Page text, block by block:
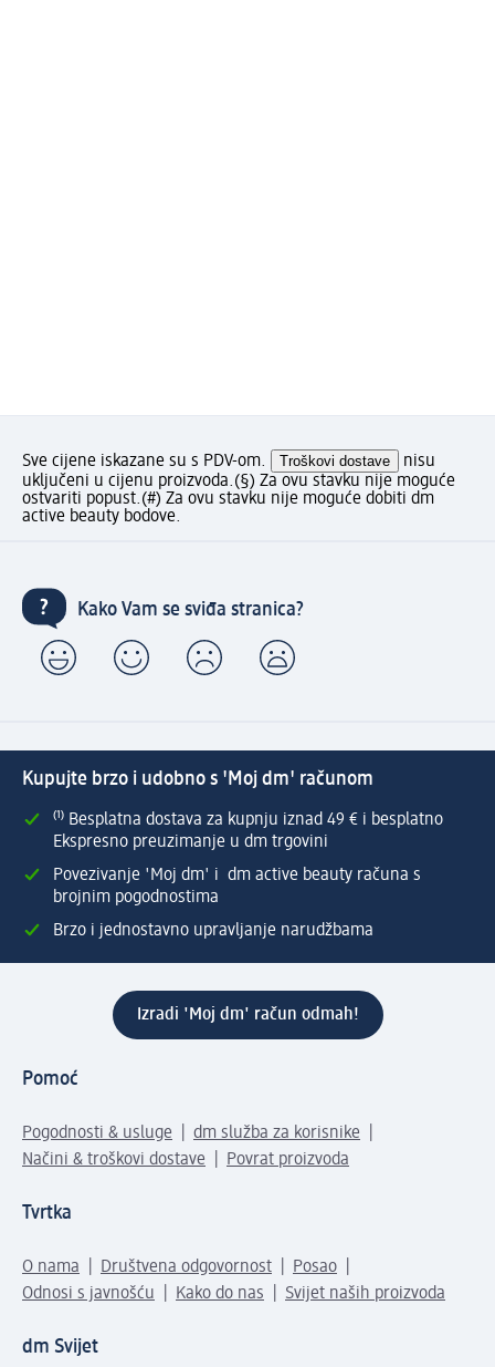
Sve cijene iskazane su s PDV-om. Troškovi dostave
nisu
uključeni u cijenu proizvoda.(§) Za ovu stavku nije moguće
ostvariti popust.(#) Za ovu stavku nije moguće dobiti dm
active beauty bodove.
Kako Vam se sviđa stranica?
Kupujte brzo i udobno s 'Moj dm' računom
⁽¹⁾ Besplatna dostava za kupnju iznad 49 € i besplatno
Ekspresno preuzimanje u dm trgovini
Povezivanje 'Moj dm' i dm active beauty računa s
brojnim pogodnostima
Brzo i jednostavno upravljanje narudžbama
Izradi 'Moj dm' račun odmah!
Pomoć
Pogodnosti & usluge
dm služba za korisnike
Načini & troškovi dostave
Povrat proizvoda
Tvrtka
O nama Društvena odgovornost
Posao
Odnosi s javnošću
Kako do nas Svijet naših proizvoda
dm Svijet